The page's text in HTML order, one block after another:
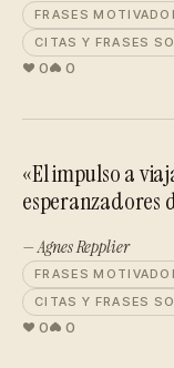
FRASES
CITAS Y FRASES
0 0
«El impulso a
esperanzadores
— Agnes Repplier
FRASES
CITAS Y FRASES
0 0